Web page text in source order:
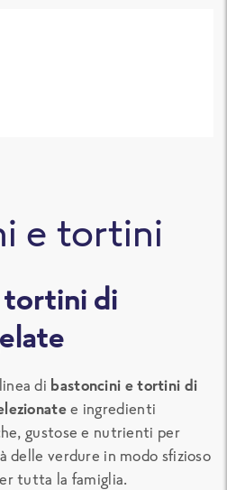
e tortini
tortini di
di bastoncini e tortini di
e ingredienti
gustose e nutrienti per
delle verdure in modo sfizioso
tutta la famiglia.